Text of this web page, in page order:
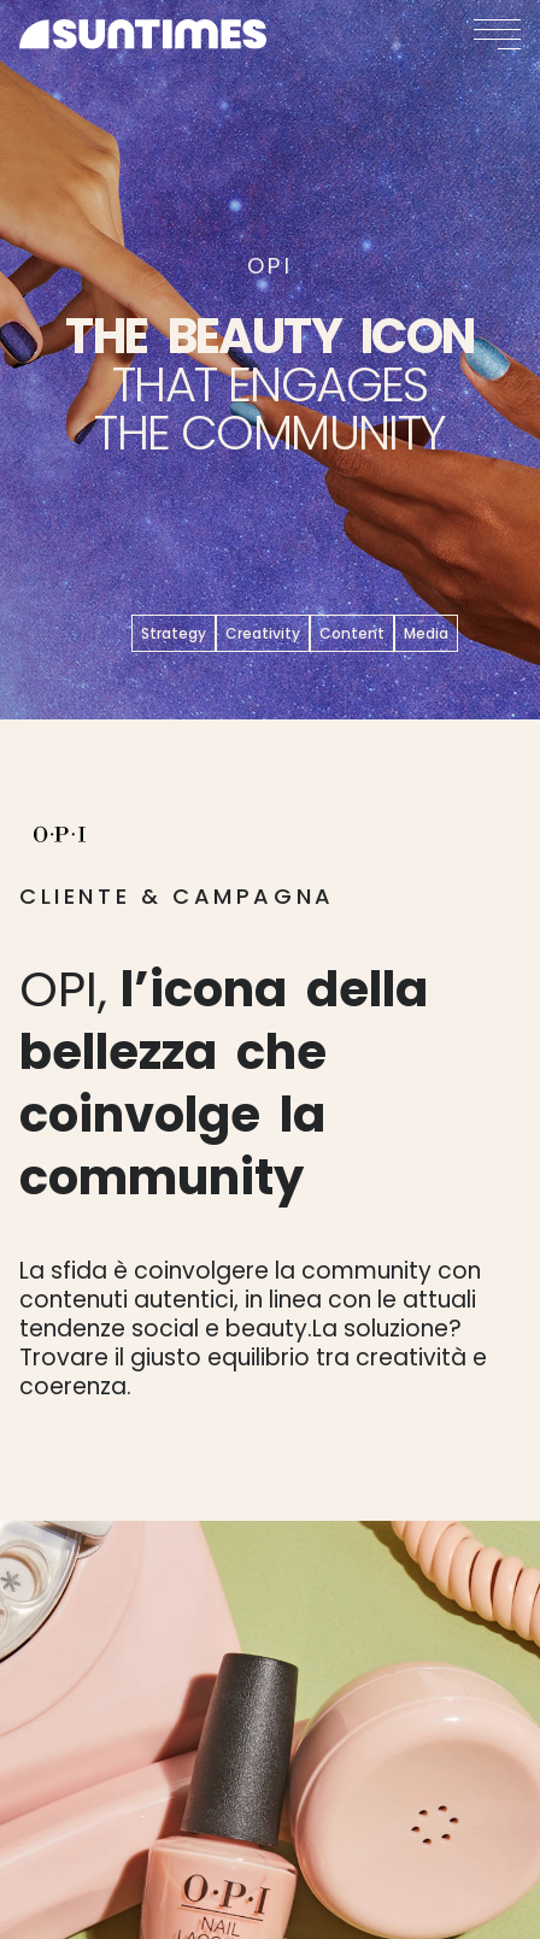
OPI
THE BEAUTY ICON
THATENGAGES
THECOMMUNITY
Strategy Creativity Content Media
CLIENTE & CAMPAGNA
OPI, l’icona della
bellezza che
coinvolge la
community
La sfida è coinvolgere la community con
contenuti autentici, in linea con le attuali
tendenze social e beauty.La soluzione?
Trovare il giusto equilibrio tra creatività e
coerenza.